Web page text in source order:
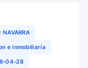
e inmobiliaria
04-28